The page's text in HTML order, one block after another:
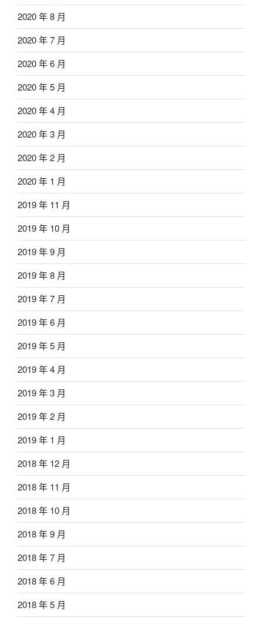
2020 年 8 月
2020 年 7 月
2020 年 6 月
2020 年 5 月
2020 年 4 月
2020 年 3 月
2020 年 2 月
2020 年 1 月
2019 年 11 月
2019 年 10 月
2019 年 9 月
2019 年 8 月
2019 年 7 月
2019 年 6 月
2019 年 5 月
2019 年 4 月
2019 年 3 月
2019 年 2 月
2019 年 1 月
2018 年 12 月
2018 年 11 月
2018 年 10 月
2018 年 9 月
2018 年 7 月
2018 年 6 月
2018 年 5 月